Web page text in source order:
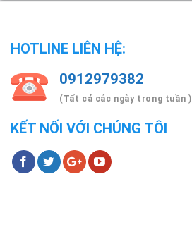
HOTLINE LIÊN HỆ:
0912979382
(Tất cả các ngày trong tuần )
KẾT NỐI VỚI CHÚNG TÔI